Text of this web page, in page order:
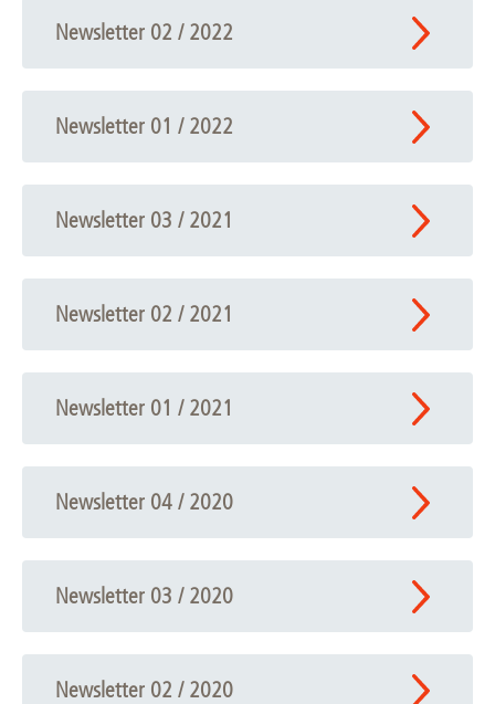
Newsletter 02 / 2022
Newsletter 01 / 2022
Newsletter 03 / 2021
Newsletter 02 / 2021
Newsletter 01 / 2021
Newsletter 04 / 2020
Newsletter 03 / 2020
Newsletter 02 / 2020